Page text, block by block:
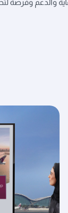
والدعم وفرصة